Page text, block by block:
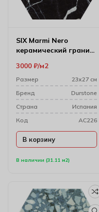
SIX Marmi Nero
керамический гранит
В наличии (31.11 м2)
3000 ₽ м2
Размер
23х27 см
Бренд
Durstone
Cтрана
Испания
Код
AC226
В корзину